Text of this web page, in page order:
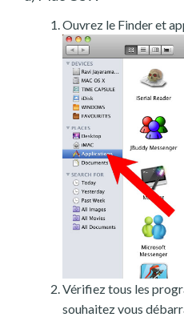
Ouvrez le Finder et
Vérifiez tous les
souhaitez vous